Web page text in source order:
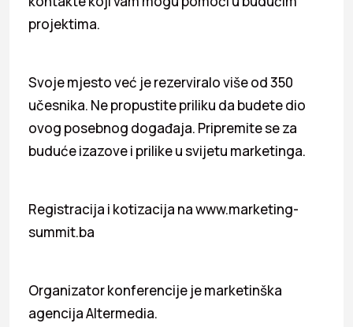
projektima.
Svoje mjesto već je rezerviralo više od 350
učesnika. Ne propustite priliku da budete dio
ovog posebnog događaja. Pripremite se za
buduće izazove i prilike u svijetu marketinga.
Registracija i kotizacija na www.marketing-
summit.ba
Organizator konferencije je marketinška
agencija Altermedia.